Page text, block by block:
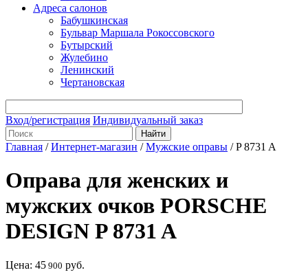
Адреса салонов
Бабушкинская
Бульвар Маршала Рокоссовского
Бутырский
Жулебино
Ленинский
Чертановская
Вход/регистрация Индивидуальный заказ
Главная /Интернет-магазин /Мужские оправы /P 8731 A
Оправа для женских и
мужских очков PORSCHE
DESIGN P 8731 A
Цена: 45 900 руб.